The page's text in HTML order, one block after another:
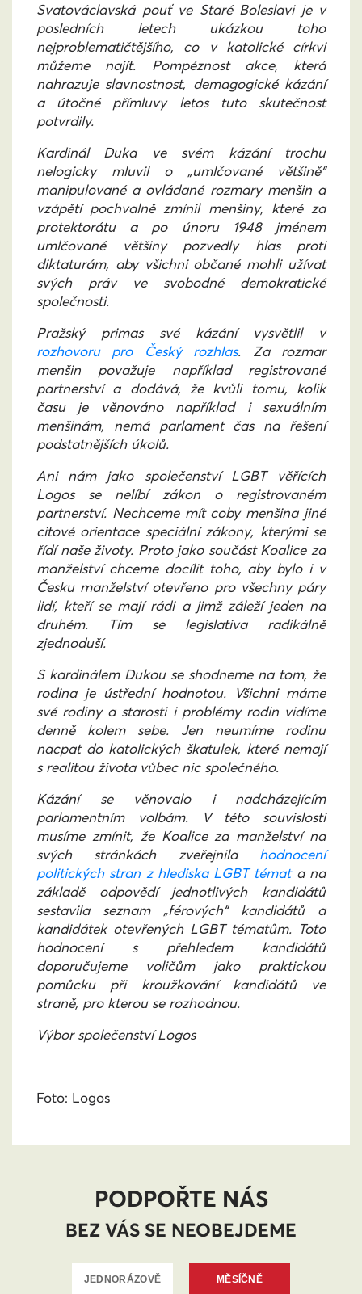
Svatováclavská pouť ve Staré Boleslavi je v
posledních letech ukázkou toho
nejproblematičtějšího, co v katolické církvi
můžeme najít. Pompéznost akce, která
nahrazuje slavnostnost, demagogické kázání
a útočné přímluvy letos tuto skutečnost
potvrdily.
Kardinál Duka ve svém kázání trochu
nelogicky mluvil o „umlčované většině“
manipulované a ovládané rozmary menšin a
vzápětí pochvalně zmínil menšiny, které za
protektorátu a po únoru 1948 jménem
umlčované většiny pozvedly hlas proti
diktaturám, aby všichni občané mohli užívat
svých práv ve svobodné demokratické
společnosti.
Pražský primas své kázání vysvětlil v
rozhovoru pro Český rozhlas. Za rozmar
menšin považuje například registrované
partnerství a dodává, že kvůli tomu, kolik
času je věnováno například i sexuálním
menšinám, nemá parlament čas na řešení
podstatnějších úkolů.
Ani nám jako společenství LGBT věřících
Logos se nelíbí zákon o registrovaném
partnerství. Nechceme mít coby menšina jiné
citové orientace speciální zákony, kterými se
řídí naše životy. Proto jako součást Koalice za
manželství chceme docílit toho, aby bylo i v
Česku manželství otevřeno pro všechny páry
lidí, kteří se mají rádi a jimž záleží jeden na
druhém. Tím se legislativa radikálně
zjednoduší.
S kardinálem Dukou se shodneme na tom, že
rodina je ústřední hodnotou. Všichni máme
své rodiny a starosti i problémy rodin vidíme
denně kolem sebe. Jen neumíme rodinu
nacpat do katolických škatulek, které nemají
s realitou života vůbec nic společného.
Kázání se věnovalo i nadcházejícím
parlamentním volbám. V této souvislosti
musíme zmínit, že Koalice za manželství na
svých stránkách zveřejnila hodnocení
politických stran z hlediska LGBT témata na
základě odpovědí jednotlivých kandidátů
sestavila seznam „férových“ kandidátů a
kandidátek otevřených LGBT tématům. Toto
hodnocení s přehledem kandidátů
doporučujeme voličům jako praktickou
pomůcku při kroužkování kandidátů ve
straně, pro kterou se rozhodnou.
Výbor společenství Logos
Foto: Logos
PODPOŘTE NÁS
BEZ VÁS SE NEOBEJDEME